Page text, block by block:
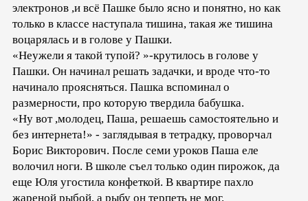
электронов ,и всё Пашке было ясно и понятно, но как
только в классе наступала тишина, такая же тишина
воцарялась и в голове у Пашки.
«Неужели я такой тупой? »-крутилось в голове у
Пашки. Он начинал решать задачки, и вроде что-то
начинало проясняться. Пашка вспоминал о
размерности, про которую твердила бабушка.
«Ну вот ,молодец, Паша, решаешь самостоятельно и
без интернета!» - заглядывая в тетрадку, проворчал
Борис Викторович. После семи уроков Паша еле
волочил ноги. В школе съел только один пирожок, да
еще Юля угостила конфеткой. В квартире пахло
жареной рыбой, а рыбу он терпеть не мог.